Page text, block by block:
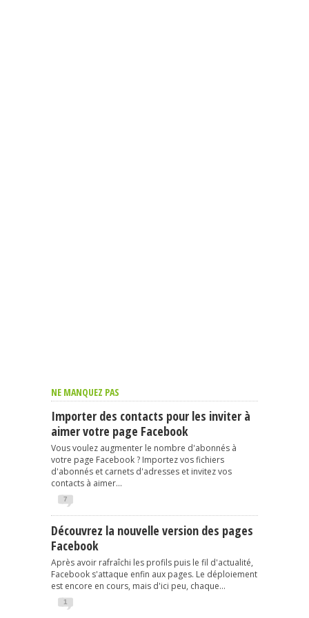
NE MANQUEZ PAS
Importer des contacts pour les inviter à
aimer votre page Facebook
Vous voulez augmenter le nombre d'abonnés à
votre page Facebook ? Importez vos fichiers
d'abonnés et carnets d'adresses et invitez vos
contacts à aimer...
7
Découvrez la nouvelle version des pages
Facebook
Après avoir rafraîchi les profils puis le fil d'actualité,
Facebook s'attaque enfin aux pages. Le déploiement
est encore en cours, mais d'ici peu, chaque...
1